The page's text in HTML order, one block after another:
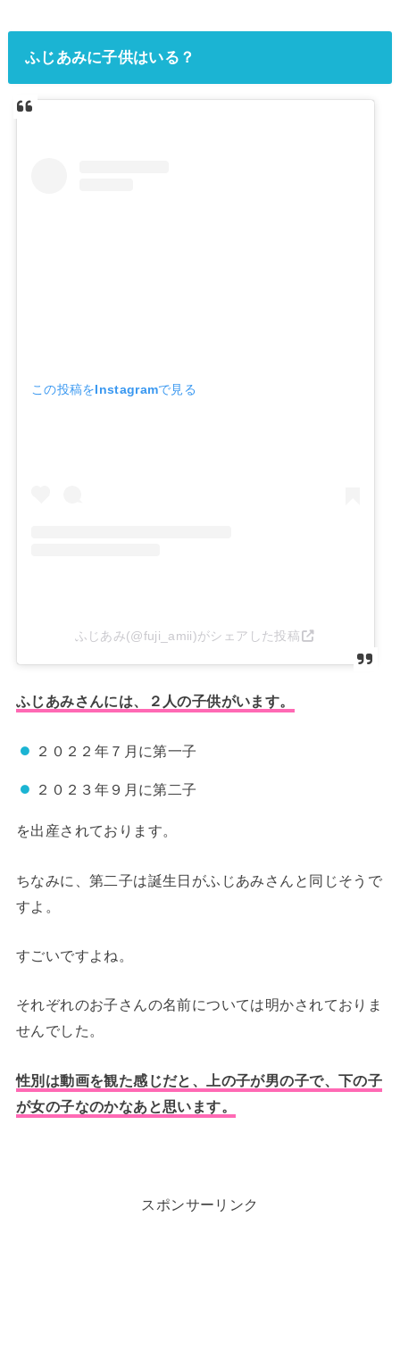
ふじあみに子供はいる？
この投稿をInstagramで見る
ふじあみ(@fuji_amii)がシェアした投稿
ふじあみさんには、２人の子供がいます。
２０２２年７月に第一子
２０２３年９月に第二子
を出産されております。
ちなみに、第二子は誕生日がふじあみさんと同じそうで
すよ。
すごいですよね。
それぞれのお子さんの名前については明かされておりま
せんでした。
性別は動画を観た感じだと、上の子が男の子で、下の子
が女の子なのかなあと思います。
スポンサーリンク